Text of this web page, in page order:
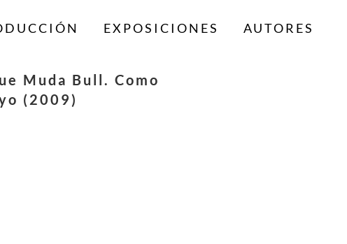
EXPOSICIONES AUTORES
Muda Bull. Como
(2009)